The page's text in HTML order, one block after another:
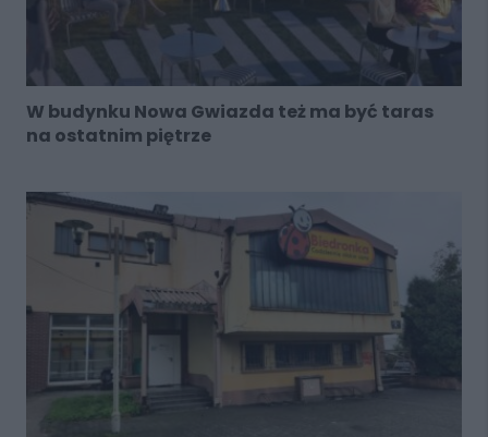
W budynku Nowa Gwiazda też ma być taras
na ostatnim piętrze